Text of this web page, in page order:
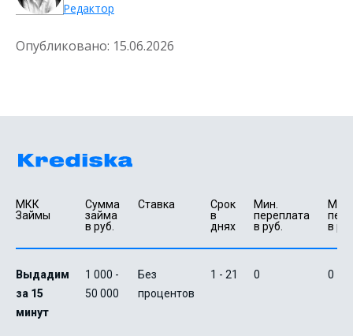
Редактор
Опубликовано: 15.06.2026
МКК
Займы
Сумма
займа
в руб.
Ставка
Срок
в
днях
Мин.
переплата
в руб.
в
Выдадим
за 15
минут
1 000 -
50 000
Без
процентов
1 - 21 0 0